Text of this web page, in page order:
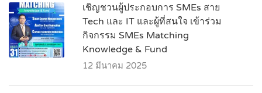
เชิญชวนผู้ประกอบการ SMEs สาย
Tech และ IT และผู้ที่สนใจ เข้าร่วม
กิจกรรม SMEs Matching
Knowledge & Fund
12 มีนาคม 2025